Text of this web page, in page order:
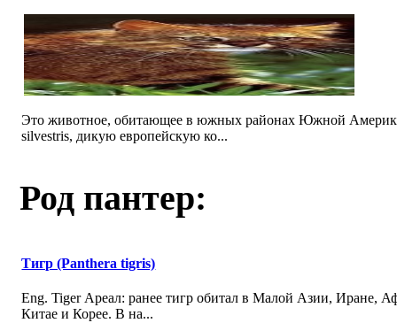
Это животное, обитающее в южных районах Южной
silvestris, дикую европейскую ко...
Род пантер:
Тигр (Panthera tigris)
Eng. Tiger Ареал: ранее тигр обитал в Малой Азии, Иране,
Китае и Корее. В на...